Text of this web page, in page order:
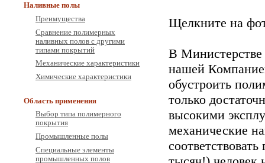
Наливные полы
Преимущества
Сравнение полимерных
наливных полов с другими
типами покрытий
Механические характеристики
Химические характеристики
Область применения
Выбор типа полимерного
покрытия
Промышленные полы
Специальные элементы
промышленных полов
Щелкните на
В Министерстве
нашей
обустроить
только
высокими
механические